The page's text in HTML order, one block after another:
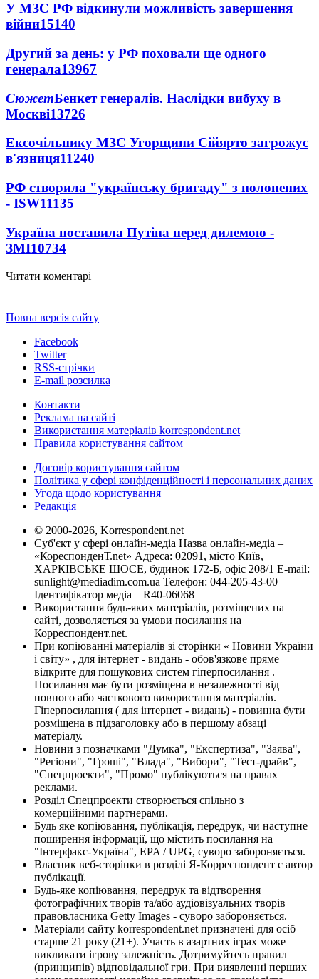
У МЗС РФ відкинули можливість завершення
війни15140
Другий за день: у РФ поховали ще одного
генерала13967
СюжетБенкет генералів. Наслідки вибуху в
Москві13726
Ексочільнику МЗС Угорщини Сійярто загрожує
в'язниця11240
РФ створила "українську бригаду" з полонених
- ISW11135
Україна поставила Путіна перед дилемою -
ЗМІ10734
Читати коментарі
Повна версія сайту
Facebook
Twitter
RSS-стрічки
E-mail розсилка
Контакти
Реклама на сайті
Використання матеріалів korrespondent.net
Правила користування сайтом
Договір користування сайтом
Політика у сфері конфіденційності і персональних даних
Угода щодо користування
Редакція
© 2000-2026, Korrespondent.net
Суб'єкт у сфері онлайн-медіа Назва онлайн-медіа –
«КореспонденТ.net» Адреса: 02091, місто Київ,
ХАРКІВСЬКЕ ШОСЕ, будинок 172-Б, офіс 208/1 E-mail:
sunlight@mediadim.com.ua Телефон: 044-205-43-00
Ідентифікатор медіа – R40-06068
Використання будь-яких матеріалів, розміщених на
сайті, дозволяється за умови посилання на
Корреспондент.net.
При копіюванні матеріалів зі сторінки « Новини України
і світу» , для інтернет - видань - обов'язкове пряме
відкрите для пошукових систем гіперпосилання .
Посилання має бути розміщена в незалежності від
повного або часткового використання матеріалів.
Гіперпосилання ( для інтернет - видань) - повинна бути
розміщена в підзаголовку або в першому абзаці
матеріалу.
Новини з позначками "Думка", "Експертиза", "Заява",
"Регіони", "Гроші", "Влада", "Вибори", "Тест-драйв",
"Спецпроекти", "Промо" публікуються на правах
реклами.
Розділ Спецпроекти створюється спільно з
комерційними партнерами.
Будь яке копіювання, публікація, передрук, чи наступне
поширення інформації, що містить посилання на
"Інтерфакс-Україна", EPA / UPG, суворо забороняється.
Власник веб-сторінки в розділі Я-Корреспондент є автор
публікації.
Будь-яке копіювання, передрук та відтворення
фотографічних творів та/або аудіовізуальних творів
правовласника Getty Images - суворо забороняється.
Матеріали сайту korrespondent.net призначені для осіб
старше 21 року (21+). Участь в азартних іграх може
викликати ігрову залежність. Дотримуйтесь правил
(принципів) відповідальної гри. При виявленні перших